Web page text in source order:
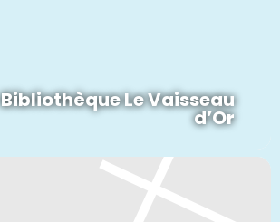
Bibliothèque Le Vaisseau
d’Or